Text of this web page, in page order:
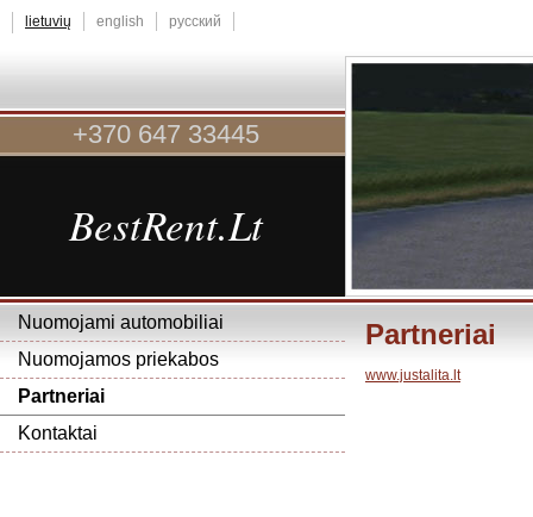
lietuvių english русский
+370 647 33445
BestRent.Lt
Nuomojami automobiliai
Nuomojamos priekabos
Partneriai
Kontaktai
Partneriai
www.justalita.lt